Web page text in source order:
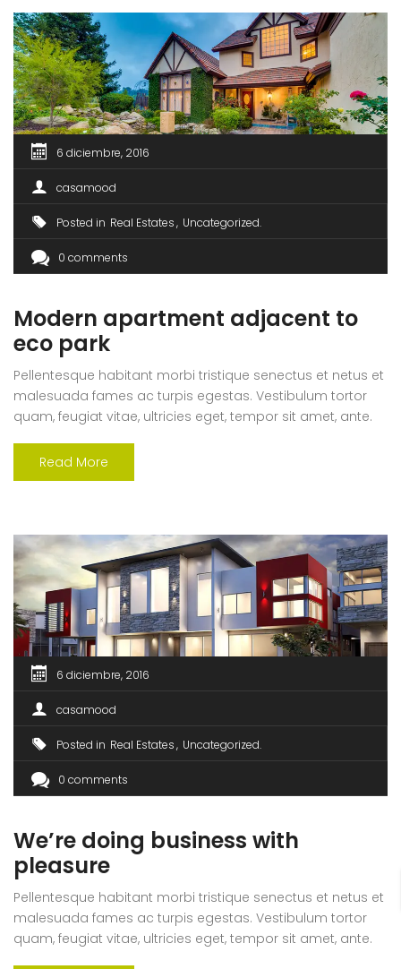
6 diciembre, 2016
casamood
Posted in Real Estates Uncategorized
0 comments
Modern apartment adjacent to
eco park
Pellentesque habitant morbi tristique senectus et netus et
malesuada fames ac turpis egestas. Vestibulum tortor
quam, feugiat vitae, ultricies eget, tempor sit amet, ante.
ultricies mi vitae est. Mauris placerat eleifend leo. Quisque
sit amet est et sapien ullamcorper pharetra. Vestibulum
Read More
6 diciembre, 2016
casamood
Posted in Real Estates Uncategorized
0 comments
We’re doing business with
pleasure
Pellentesque habitant morbi tristique senectus et netus et
malesuada fames ac turpis egestas. Vestibulum tortor
quam, feugiat vitae, ultricies eget, tempor sit amet, ante.